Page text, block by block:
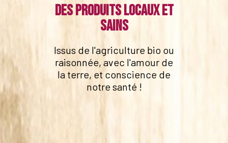
Des produits locaux et
sains
Issus de l'agriculture bio ou
raisonnée, avec l'amour de
la terre, et conscience de
notre santé !